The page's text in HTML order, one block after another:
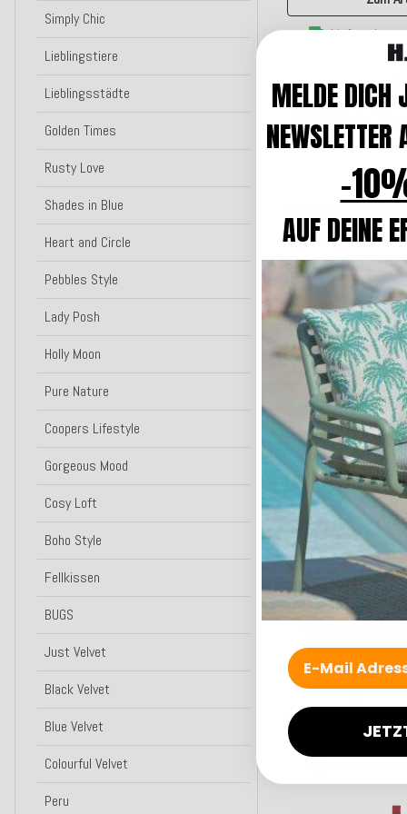
Lieferzeit:
zickzack mit
In den
Lieferzeit:
Bald wieder da
H.O.C.K. Fino Plush
Bouclé 45x45cm
ab
Bald
Top bewertet
H.O.C.K. Precious
ab
Zum
Simply Chic
Lieblingstiere
Lieblingsstädte
Golden Times
Rusty Love
Shades in Blue
Heart and Circle
Pebbles Style
Lady Posh
Holly Moon
Pure Nature
Coopers Lifestyle
Gorgeous Mood
Cosy Loft
Boho Style
Fellkissen
BUGS
Just Velvet
Black Velvet
Blue Velvet
Colourful Velvet
Peru
MELDE DICH
NEWSLETTER
-
AUF DEINE